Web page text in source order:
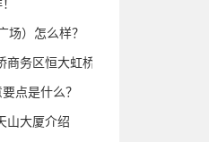
场）怎么样？
点是什么？
山大厦介绍